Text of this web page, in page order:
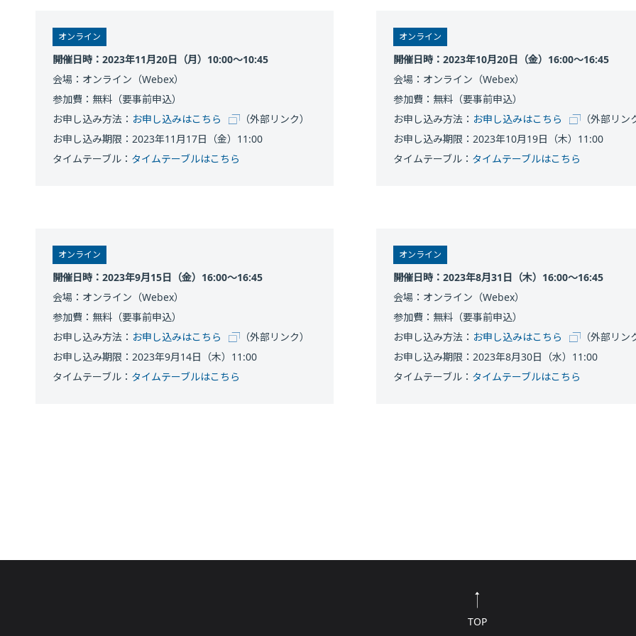
オンライン
開催日時：2023年11月20日（月）10:00～10:45
会場：オンライン（Webex）
参加費：無料（要事前申込）
お申し込み方法： お申し込みはこちら
（外部リンク）
お申し込み期限：2023年11月17日（金）11:00
タイムテーブル： タイムテーブルはこちら
オンライン
開催日時：2023年10月20日（金）16:00～16:45
会場：オンライン（Webex）
参加費：無料（要事前申込）
お申し込み方法： お申し込みはこちら
（外部リン
お申し込み期限：2023年10月19日（木）11:00
タイムテーブル： タイムテーブルはこちら
オンライン
開催日時：2023年9月15日（金）16:00～16:45
会場：オンライン（Webex）
参加費：無料（要事前申込）
お申し込み方法： お申し込みはこちら
（外部リンク）
お申し込み期限：2023年9月14日（木）11:00
タイムテーブル： タイムテーブルはこちら
オンライン
開催日時：2023年8月31日（木）16:00～16:45
会場：オンライン（Webex）
参加費：無料（要事前申込）
お申し込み方法： お申し込みはこちら
（外部リン
お申し込み期限：2023年8月30日（水）11:00
タイムテーブル： タイムテーブルはこちら
TOP